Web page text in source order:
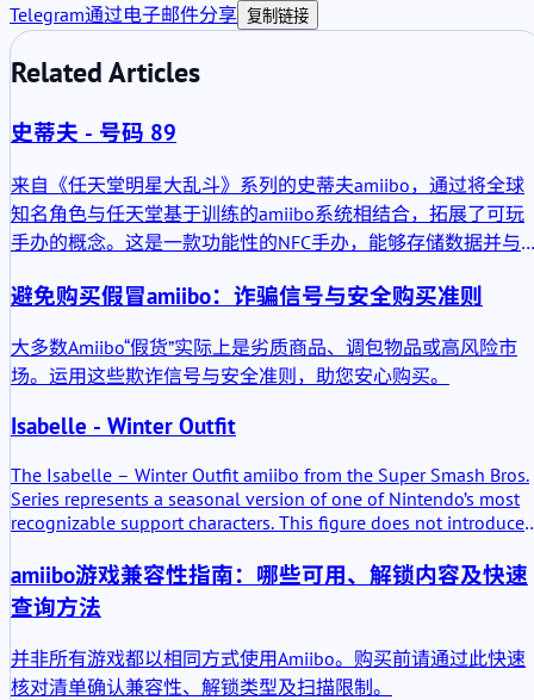
Telegram通过电子邮件分享 复制链接
Related Articles
史蒂夫 - 号码 89
来自《任天堂明星大乱斗》系列的史蒂夫amiibo，通过将全球
知名角色与任天堂基于训练的amiibo系统相结合，拓展了可玩
手办的概念。这是一款功能性的NFC手办，能够存储数据并与
版》中可自定义的斗士，也可作为多款其他任天堂游戏中的读
避免购买假冒amiibo：诈骗信号与安全购买准则
大多数Amiibo“假货”实际上是劣质商品、调包物品或高风险市
场。运用这些欺诈信号与安全准则，助您安心购买。
Isabelle - Winter Outfit
The Isabelle – Winter Outfit amiibo from the Super Smash Bros.
Series represents a seasonal version of one of Nintendo’s most
recognizable support characters. This figure does not introduce
value lies mainly in its functional compatibility across multiple
Nintendo systems and in its physical interpretation of Isabelle
during a specific seasonal moment in the Animal Crossing
amiibo游戏兼容性指南：哪些可用、解锁内容及快速
查询方法
并非所有游戏都以相同方式使用Amiibo。购买前请通过此快速
核对清单确认兼容性、解锁类型及扫描限制。